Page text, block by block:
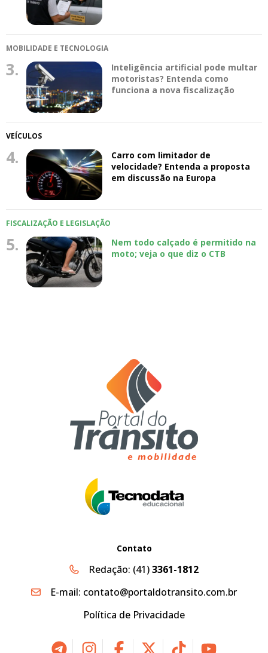
MOBILIDADE E TECNOLOGIA
3.
Inteligência artificial pode multar
motoristas? Entenda como
funciona a nova fiscalização
VEÍCULOS
4.
Carro com limitador de
velocidade? Entenda a proposta
em discussão na Europa
FISCALIZAÇÃO E LEGISLAÇÃO
5.
Nem todo calçado é permitido na
moto; veja o que diz o CTB
Contato
Redação: (41)3361-1812
E-mail: contato@portaldotransito.com.br
Política de Privacidade